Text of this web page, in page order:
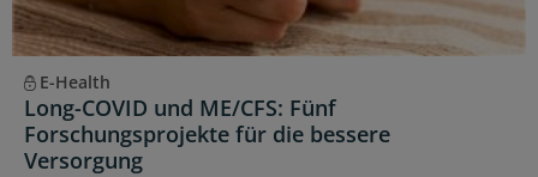
E-Health
Long-COVID und ME/CFS: Fünf
Forschungsprojekte für die bessere
Versorgung